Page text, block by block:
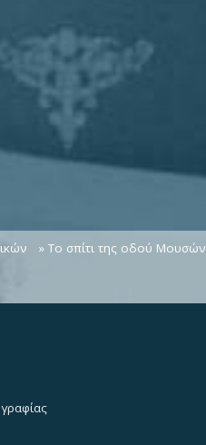
» Το σπίτι της οδού Μουσών